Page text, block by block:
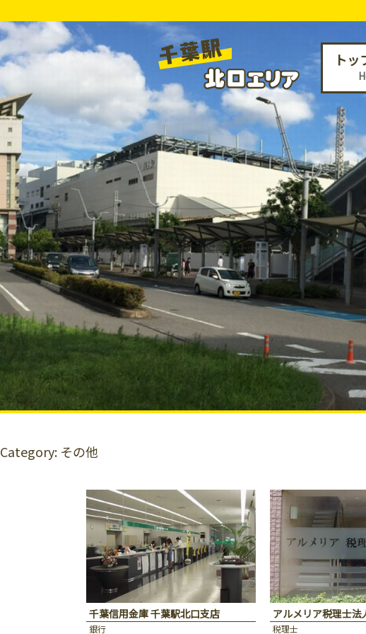
トッ
Category: その他
千葉信用金庫 千葉駅北口支店
銀行
アルメリア税理士法
税理士